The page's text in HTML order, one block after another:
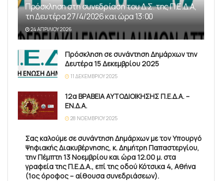
Πρόσκληση στη συνεδρίαση του Δ.Σ. της Π.Ε.Δ.Α,
τη Δευτέρα 27/4/2026 και ώρα 13:00
24 ΑΠΡΙΛΊΟΥ 2026
Πρόσκληση σε συνάντηση Δημάρχων την
Δευτέρα 15 Δεκεμβρίου 2025
11 ΔΕΚΕΜΒΡΊΟΥ 2025
12α ΒΡΑΒΕΙΑ ΑΥΤΟΔΙΟΙΚΗΣΗΣ Π.Ε.Δ.Α. –
ΕΝ.Δ.Α.
28 ΝΟΕΜΒΡΊΟΥ 2025
Σας καλούμε σε συνάντηση Δημάρχων με τον Υπουργό
Ψηφιακής Διακυβέρνησης, κ. Δημήτρη Παπαστεργίου,
την Πέμπτη 13 Νοεμβρίου και ώρα 12.00 μ. στα
γραφεία της Π.Ε.Δ.Α., επί της οδού Κότσικα 4, Αθήνα
(1ος όροφος – αίθουσα συνεδριάσεων).